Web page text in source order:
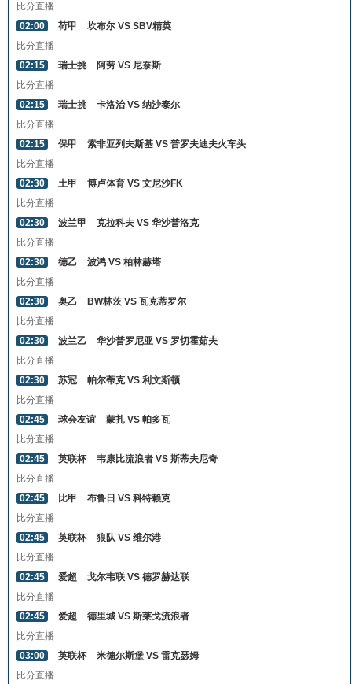
比分直播
02:00
荷甲
坎布尔 VS SBV精英
比分直播
02:15
瑞士挑
阿劳 VS 尼奈斯
比分直播
02:15
瑞士挑
卡洛治 VS 纳沙泰尔
比分直播
02:15
保甲
索非亚列夫斯基 VS 普罗夫迪夫火车头
比分直播
02:30
土甲
博卢体育 VS 文尼沙FK
比分直播
02:30
波兰甲
克拉科夫 VS 华沙普洛克
比分直播
02:30
德乙
波鸿 VS 柏林赫塔
比分直播
02:30
奥乙
BW林茨 VS 瓦克蒂罗尔
比分直播
02:30
波兰乙
华沙普罗尼亚 VS 罗切霍茹夫
比分直播
02:30
苏冠
帕尔蒂克 VS 利文斯顿
比分直播
02:45
球会友谊
蒙扎 VS 帕多瓦
比分直播
02:45
英联杯
韦康比流浪者 VS 斯蒂夫尼奇
比分直播
02:45
比甲
布鲁日 VS 科特赖克
比分直播
02:45
英联杯
狼队 VS 维尔港
比分直播
02:45
爱超
戈尔韦联 VS 德罗赫达联
比分直播
02:45
爱超
德里城 VS 斯莱戈流浪者
比分直播
03:00
英联杯
米德尔斯堡 VS 雷克瑟姆
比分直播